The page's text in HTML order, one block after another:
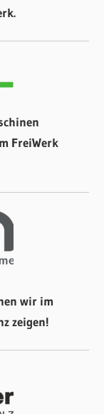
FreiWerk
wir im
zeigen!